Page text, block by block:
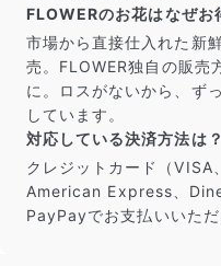
FLOWERのお花はなぜお
市場から直接仕入れた新
売。FLOWER独自の販売
に。ロスがないから、ず
しています。
対応している決済方法は？
クレジットカード（
American Express、
PayPayでお支払いいただ